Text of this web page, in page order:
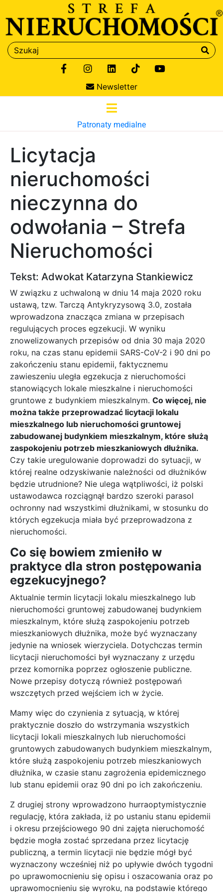
Newsletter
Patronaty medialne
Licytacja
nieruchomości
nieczynna do
odwołania – Strefa
Nieruchomości
Tekst: Adwokat Katarzyna Stankiewicz
W związku z uchwaloną w dniu 14 maja 2020 roku
ustawą, tzw. Tarczą Antykryzysową 3.0, została
wprowadzona znacząca zmiana w przepisach
regulujących proces egzekucji. W wyniku
znowelizowanych przepisów od dnia 30 maja 2020
roku, na czas stanu epidemii SARS-CoV-2 i 90 dni po
zakończeniu stanu epidemii, faktycznemu
zawieszeniu uległa egzekucja z nieruchomości
stanowiących lokale mieszkalne i nieruchomości
gruntowe z budynkiem mieszkalnym. Co więcej, nie
można także przeprowadzać licytacji lokalu
mieszkalnego lub nieruchomości gruntowej
zabudowanej budynkiem mieszkalnym, które służą
zaspokojeniu potrzeb mieszkaniowych dłużnika.
Czy takie uregulowanie doprowadzi do sytuacji, w
której realne odzyskiwanie należności od dłużników
będzie utrudnione? Nie ulega wątpliwości, iż polski
ustawodawca rozciągnął bardzo szeroki parasol
ochronny nad wszystkimi dłużnikami, w stosunku do
których egzekucja miała być przeprowadzona z
nieruchomości.
Co się bowiem zmieniło w
praktyce dla stron postępowania
egzekucyjnego?
Aktualnie termin licytacji lokalu mieszkalnego lub
nieruchomości gruntowej zabudowanej budynkiem
mieszkalnym, które służą zaspokojeniu potrzeb
mieszkaniowych dłużnika, może być wyznaczany
jedynie na wniosek wierzyciela. Dotychczas termin
licytacji nieruchomości był wyznaczany z urzędu
przez komornika poprzez ogłoszenie publiczne.
Nowe przepisy dotyczą również postępowań
wszczętych przed wejściem ich w życie.
Mamy więc do czynienia z sytuacją, w której
praktycznie doszło do wstrzymania wszystkich
licytacji lokali mieszkalnych lub nieruchomości
gruntowych zabudowanych budynkiem mieszkalnym,
które służą zaspokojeniu potrzeb mieszkaniowych
dłużnika, w czasie stanu zagrożenia epidemicznego
lub stanu epidemii oraz 90 dni po ich zakończeniu.
Z drugiej strony wprowadzono hurraoptymistycznie
regulację, która zakłada, iż po ustaniu stanu epidemii
i okresu przejściowego 90 dni zajęta nieruchomość
będzie mogła zostać sprzedana przez licytację
publiczną, a termin licytacji nie będzie mógł być
wyznaczony wcześniej niż po upływie dwóch tygodni
po uprawomocnieniu się opisu i oszacowania oraz po
uprawomocnieniu się wyroku, na podstawie którego